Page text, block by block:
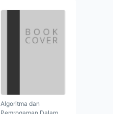
Algoritma dan